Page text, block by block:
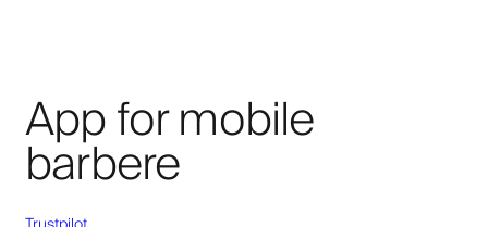
App for mobile
barbere